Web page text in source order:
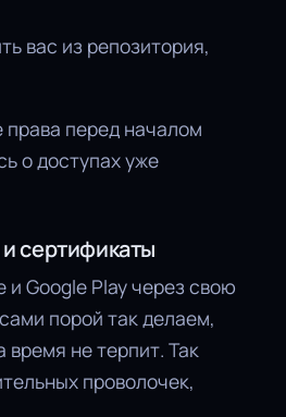
вас из репозитория,
права перед началом
о доступах уже
сертификаты
Google Play через свою
порой так делаем,
время не терпит. Так
проволочек,